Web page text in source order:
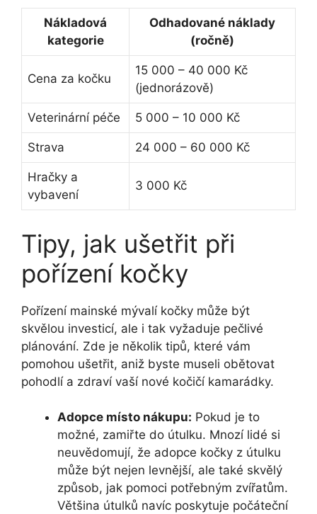
Nákladová
kategorie
Odhadované náklady
(ročně)
Cena za kočku
15 000 – 40 000 Kč
(jednorázově)
Veterinární péče 5 000 – 10 000 Kč
Strava 24 000 – 60 000 Kč
Hračky a
vybavení
3 000 Kč
Tipy, jak ušetřit při
pořízení kočky
Pořízení mainské mývalí kočky může být
skvělou investicí, ale i tak vyžaduje pečlivé
plánování. Zde je několik tipů, které vám
pomohou ušetřit, aniž byste museli obětovat
pohodlí a zdraví vaší nové kočičí kamarádky.
Adopce místo nákupu: Pokud je to
možné, zamiřte do útulku. Mnozí lidé si
neuvědomují, že adopce kočky z útulku
může být nejen levnější, ale také skvělý
způsob, jak pomoci potřebným zvířatům.
Většina útulků navíc poskytuje počáteční